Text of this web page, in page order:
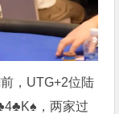
，UTG+2位陆
，两家过